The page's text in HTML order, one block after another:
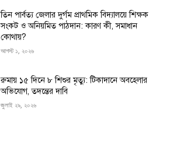
তিন পার্বত্য জেলার দুর্গম প্রাথমিক বিদ্যালয়ে শিক্ষক
সংকট ও অনিয়মিত পাঠদান: কারণ কী, সমাধান
কোথায়?
আগস্ট ১, ২০২৬
রুমায় ১৫ দিনে ৮ শিশুর মৃত্যু: টিকাদানে অবহেলার
অভিযোগ, তদন্তের দাবি
জুলাই ২৯, ২০২৬